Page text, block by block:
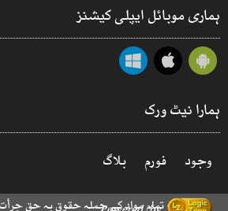
ہماری موبائل ایپلی کیشنز
ہمارا نیٹ ورک
وجود فورم بلاگ